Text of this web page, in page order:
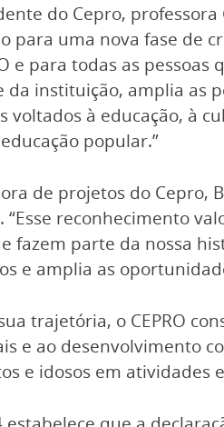
do Cepro,
para uma nova fase de
e para todas as
da instituição, amplia as
voltados à educação, à
popular.”
de projetos do Cepro,
“Esse reconhecimento
fazem parte da nossa
e amplia as
trajetória, o CEPRO
e ao desenvolvimento
e idosos em atividades